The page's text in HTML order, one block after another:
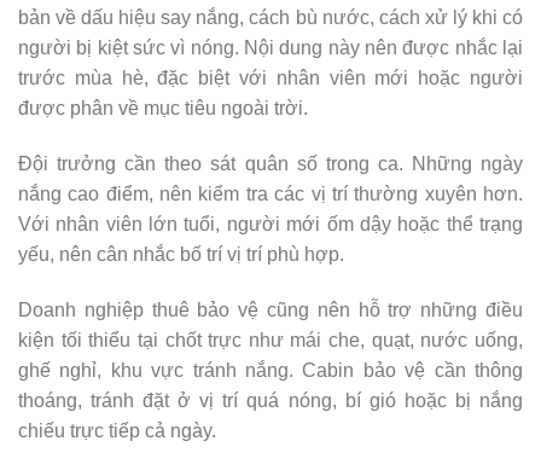
bản về dấu hiệu say nắng, cách bù nước, cách xử lý khi có
người bị kiệt sức vì nóng. Nội dung này nên được nhắc lại
trước mùa hè, đặc biệt với nhân viên mới hoặc người
được phân về mục tiêu ngoài trời.
Đội trưởng cần theo sát quân số trong ca. Những ngày
nắng cao điểm, nên kiểm tra các vị trí thường xuyên hơn.
Với nhân viên lớn tuổi, người mới ốm dậy hoặc thể trạng
yếu, nên cân nhắc bố trí vị trí phù hợp.
Doanh nghiệp thuê bảo vệ cũng nên hỗ trợ những điều
kiện tối thiểu tại chốt trực như mái che, quạt, nước uống,
ghế nghỉ, khu vực tránh nắng. Cabin bảo vệ cần thông
thoáng, tránh đặt ở vị trí quá nóng, bí gió hoặc bị nắng
chiếu trực tiếp cả ngày.